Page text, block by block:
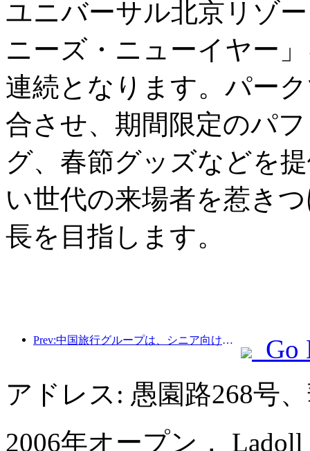
ユニバーサル北京リゾ
ニーズ・ニューイヤー
連続となります。パー
合させ、期間限定のパ
グ、春節グッズなどを
い世代の来場者を惹き
長を目指します。
Prev:中国旅行グループは、シニア向け観光市場への進出を目指して「China Travel Good Times」ブランドを立ち上げた。
Go
アドレス: 愚園路268号
2006年オープン， Ladoll